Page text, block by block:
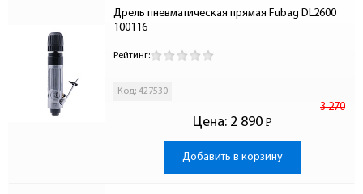
Дрель пневматическая прямая Fubag DL2600
100116
Рейтинг:
Код: 427530
Цена:
3 270
2 890 Р
-
Добавить в корзину